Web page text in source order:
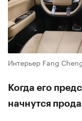
Интерьер Fang
Когда его
начнутся